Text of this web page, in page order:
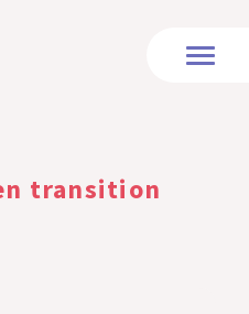
transition